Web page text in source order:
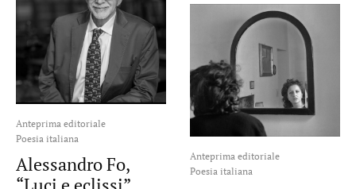
Anteprima editoriale
Poesia italiana
Alessandro Fo,
Anteprima editoriale
Poesia italiana